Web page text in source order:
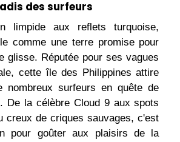
des surfeurs
limpide aux reflets turquoise,
comme une terre promise pour
glisse. Réputée pour ses vagues
cette île des Philippines attire
nombreux surfeurs en quête de
De la célèbre Cloud 9 aux spots
creux de criques sauvages, c'est
pour goûter aux plaisirs de la